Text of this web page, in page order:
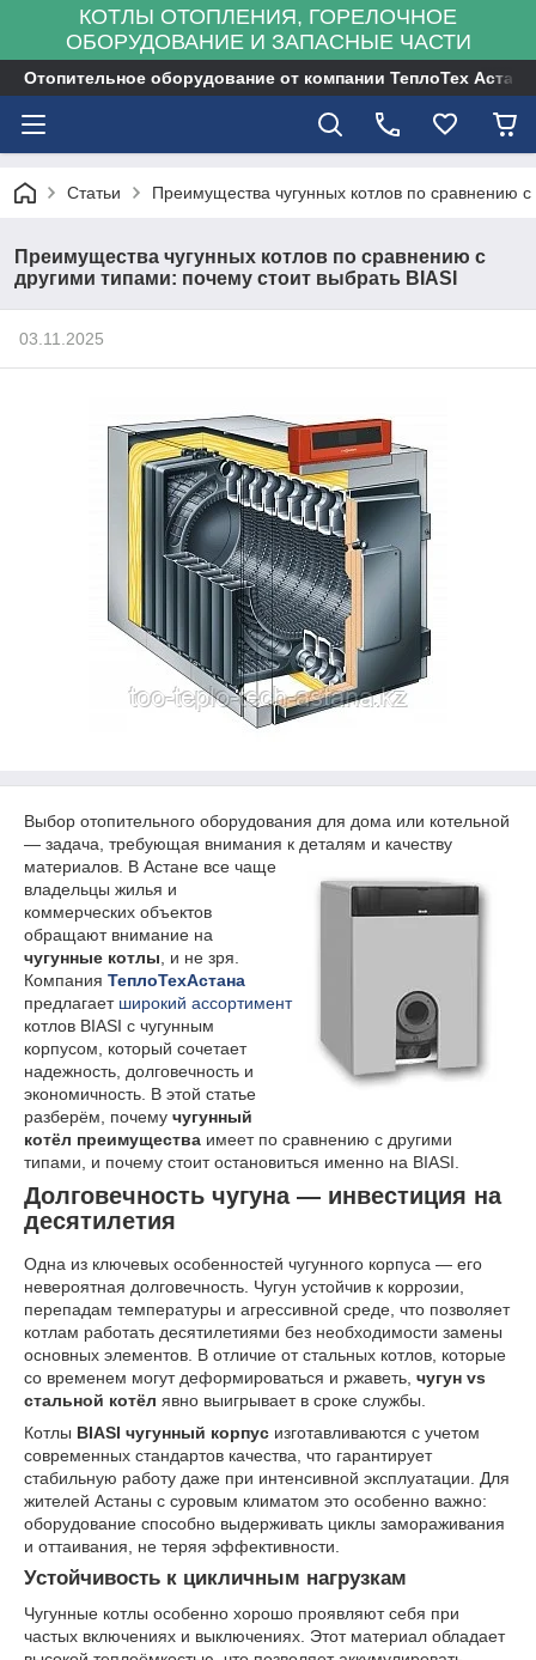
КОТЛЫ ОТОПЛЕНИЯ, ГОРЕЛОЧНОЕ
ОБОРУДОВАНИЕ И ЗАПАСНЫЕ ЧАСТИ
Отопительное оборудование от компании ТеплоТех Астана
Статьи Преимущества чугунных котлов по сравнению
Преимущества чугунных котлов по сравнению с
другими типами: почему стоит выбрать BIASI
03.11.2025
Выбор отопительного оборудования для дома или котельной
— задача, требующая внимания к деталям и качеству
материалов. В Астане все чаще
владельцы жилья и
коммерческих объектов
обращают внимание на
чугунные котлы , и не зря.
Компания ТеплоТехАстана
предлагает широкий ассортимент
котлов BIASI с чугунным
корпусом, который сочетает
надежность, долговечность и
экономичность. В этой статье
разберём, почему чугунный
котёл преимущества имеет по сравнению с другими
типами, и почему стоит остановиться именно на BIASI.
Долговечность чугуна — инвестиция на
десятилетия
Одна из ключевых особенностей чугунного корпуса — его
невероятная долговечность. Чугун устойчив к коррозии,
перепадам температуры и агрессивной среде, что позволяет
котлам работать десятилетиями без необходимости замены
основных элементов. В отличие от стальных котлов, которые
со временем могут деформироваться и ржаветь, чугун vs
стальной котёл явно выигрывает в сроке службы.
Котлы BIASI чугунный корпус изготавливаются с учетом
современных стандартов качества, что гарантирует
стабильную работу даже при интенсивной эксплуатации. Для
жителей Астаны с суровым климатом это особенно важно:
оборудование способно выдерживать циклы замораживания
и оттаивания, не теряя эффективности.
Устойчивость к цикличным нагрузкам
Чугунные котлы особенно хорошо проявляют себя при
частых включениях и выключениях. Этот материал обладает